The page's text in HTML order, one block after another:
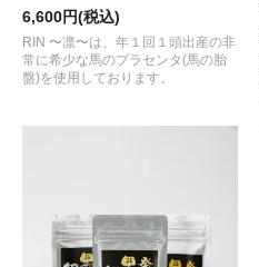
6,600円(税込)
RIN 〜凛〜は、年１回１頭出産の非
常に希少な馬のプラセンタ(馬の胎
盤)を使用しております。